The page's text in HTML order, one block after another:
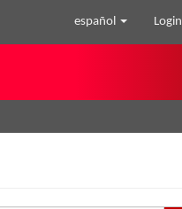
español Login